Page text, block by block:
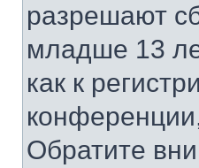
разрешают
младше 13
как к
Обратите